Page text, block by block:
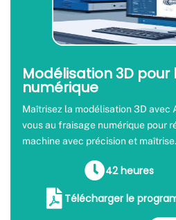
Modélisation 3D
numérique
Maîtrisez la modélisation 3D avec
vous au fraisage numérique pour
machine avec précision et maîtrise.
42 heures
Télécharger le